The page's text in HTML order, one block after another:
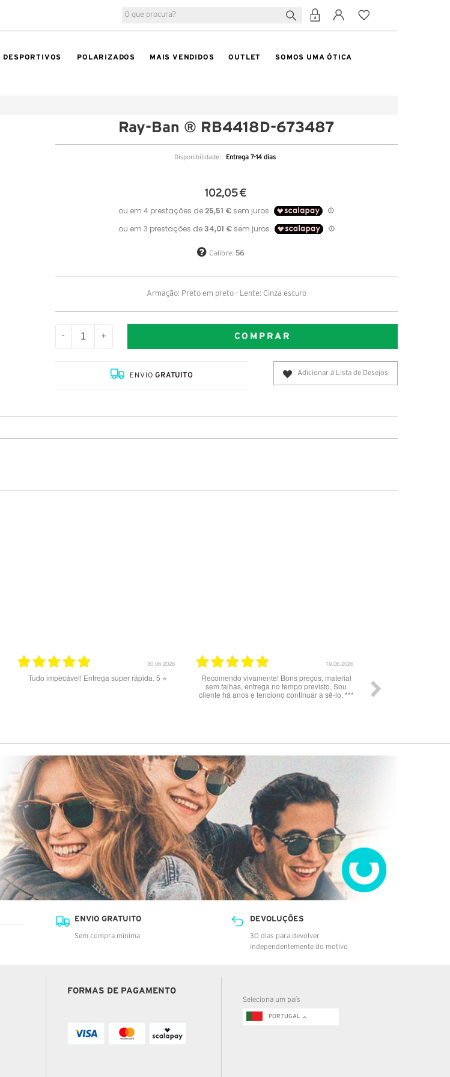
DESPORTIVOS POLARIZADOS MAIS VENDIDOS OUTLET SOMOS UMA ÓTICA
Ray-Ban ® RB4418D-673487
Disponibilidade: Entrega 7-14 dias
102,05 €
Calibre: 56
Armação: Preto em preto - Lente: Cinza escuro
- + COMPRAR
ENVIOGRATUITO Adicionar à Lista de Desejos
30.06.2026
Tudo impecável! Entrega super rápida. 5 ⭐️
19.06.2026
Recomendo vivamente! Bons preços, material
sem falhas, entrega no tempo previsto. Sou
cliente há anos e tenciono continuar a sê-lo. ***
ENVIO GRATUITO
Sem compra mínima
DEVOLUÇÕES
30 dias para devolver
independentemente do motivo
FORMAS DE PAGAMENTO
Seleciona um país
PORTUGAL